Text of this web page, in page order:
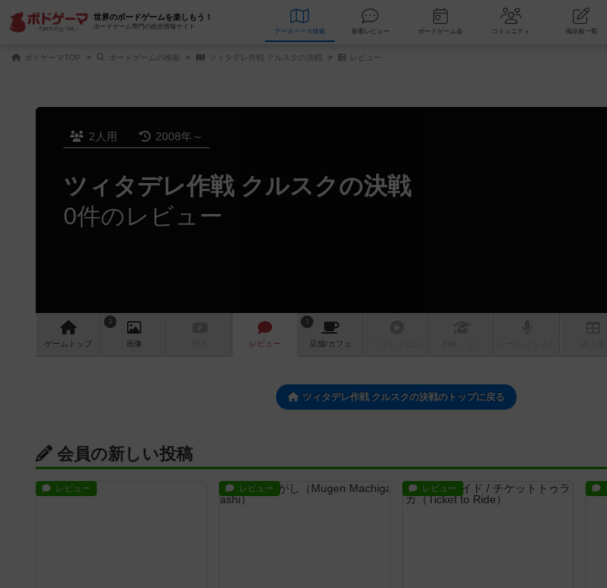
世界のボードゲームを楽しもう！
ボードゲーム専門の総合情報サイト
データベース 検索 新着レビュー ボードゲーム会 コミュニティ
ボドゲーマTOP ボードゲームの検索 ツィタデレ作戦 クルスクの決戦 レビュー
2人用 2008年～
ツィタデレ作戦 クルスクの決戦
0件のレビュー
ゲーム トップ
1
画像 レビュー
1
店舗/カフェ
ツィタデレ作戦 クルスクの決戦のトップに戻る
会員の新しい投稿
レビュー レビュー レビュー